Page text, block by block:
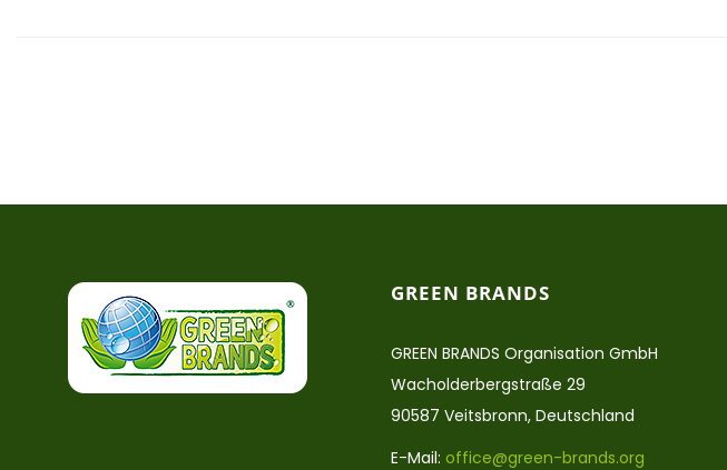
GREEN BRANDS
GREEN BRANDS Organisation GmbH
Wacholderbergstraße 29
90587 Veitsbronn, Deutschland
E-Mail: office@green-brands.org